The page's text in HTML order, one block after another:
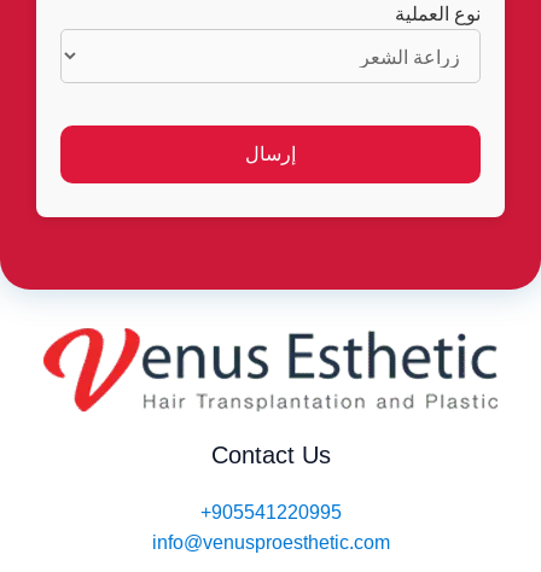
نوع العملية
Contact Us
+905541220995
info@venusproesthetic.com